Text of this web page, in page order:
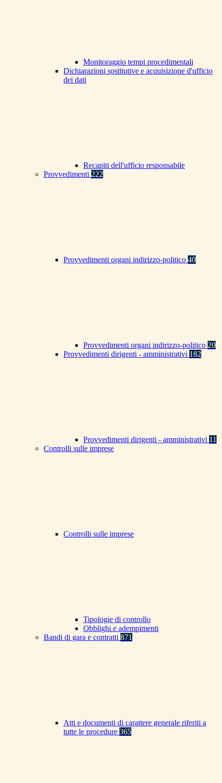
Monitoraggio tempi procedimentali
Dichiarazioni sostitutive e acquisizione d'ufficio
dei dati
Recapiti dell'ufficio responsabile
Provvedimenti 222
Provvedimenti organi indirizzo-politico 40
Provvedimenti organi indirizzo-politico 20
Provvedimenti dirigenti - amministrativi 182
Provvedimenti dirigenti - amministrativi 11
Controlli sulle imprese
Controlli sulle imprese
Tipologie di controllo
Obblighi e adempimenti
Bandi di gara e contratti 871
Atti e documenti di carattere generale riferiti a
tutte le procedure 365